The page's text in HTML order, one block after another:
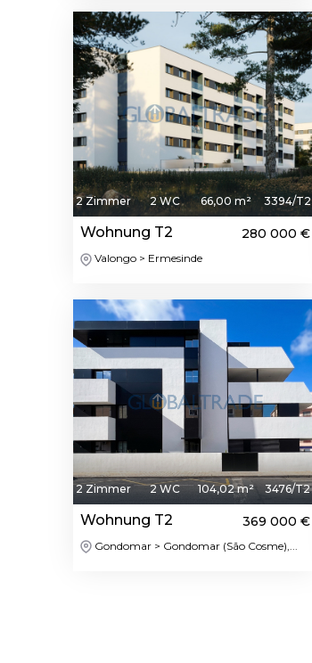
Featured
2 Zimmer 2 WC 66,00 m² 3394/T2
Wohnung T2 280 000 €
Valongo > Ermesinde
2 Zimmer 2 WC 104,02 m² 3476/T2
Wohnung T2 369 000 €
Gondomar > Gondomar (São Cosme),...